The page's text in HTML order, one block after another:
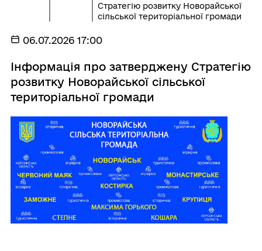
Стратегію розвитку Новорайської
сільської територіальної громади
06.07.2026 17:00
Інформація про затверджену Стратегію
розвитку Новорайської сільської
територіальної громади